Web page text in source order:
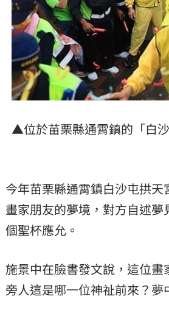
快訊／大樂透8/7中獎號碼出爐！
老翁「拐杖」殘殺85歲妻 行兇原
台灣彩券開獎直播中 20:31
LIVE三立+24小時直播 15:27
三立iNEWS新聞台線上直播 18:00
商場戰國來臨 台中「頂奢大道」
台彩父親節推新刮刮樂千萬頭獎
「拍片人的多重宇宙」職涯論壇
8國球員齊聚高雄 Formosa 7s掀
理想混蛋號召粉絲跨海追星吃美食
▲位於苗栗縣通霄鎮的「白
今年苗栗縣通霄鎮白沙屯拱
畫家朋友的夢境，對方自述夢
個聖杯應允。
施景中在臉書發文說，這位
旁人這是哪一位神祉前來？夢